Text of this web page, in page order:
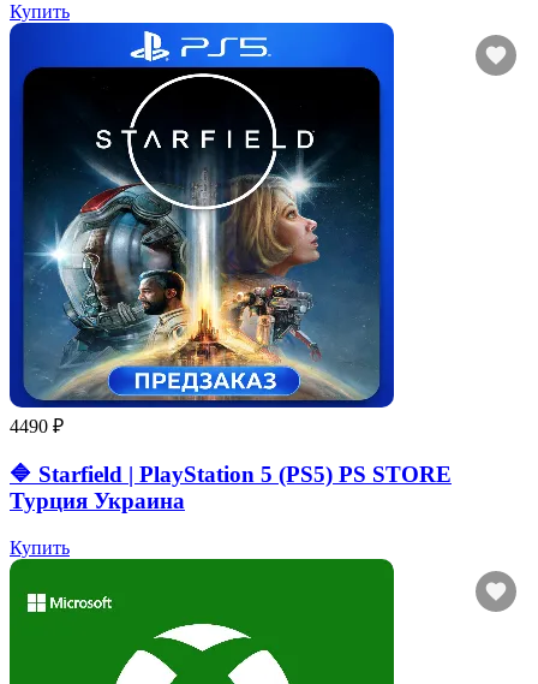
Купить
4490 ₽
🔷 Starfield | PlayStation 5 (PS5) PS STORE
Турция Украина
Купить